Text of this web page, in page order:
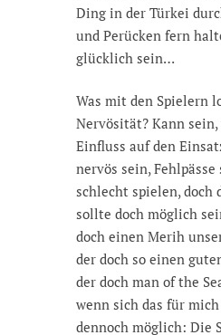
Ding in der Türkei
und Perücken fern
glücklich sein…
Was mit den Spielern
Nervösität? Kann
Einfluss auf den
nervös sein,
schlecht spielen,
sollte doch möglich
doch einen Merih
der doch so einen
der doch man of the
wenn sich das für
dennoch möglich: Die